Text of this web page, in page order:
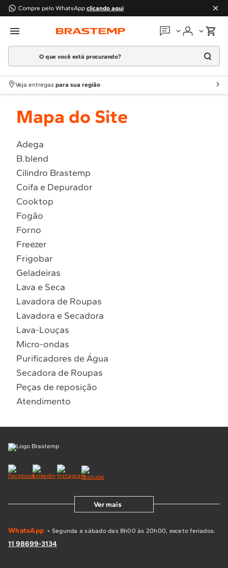
Compre pelo WhatsApp clicando aqui
Em que podemos
Atendimento Brastemp
Localizar assistência técnica
O que você está procurando?
Termos mais buscados
1º Geladeira
2
Fogao
4 º Lava Louça
5 º Cooktop
6º Microondas Brastemp
7º Forno
8º Embutir
9º Combos
Veja entregas para sua região
Mapa do Site
Adega
B.blend
Cilindro Brastemp
Coifa e Depurador
Cooktop
Fogão
Forno
Freezer
Frigobar
Geladeiras
Lava e Seca
Lavadora de Roupas
Lavadora e Secadora
Lava-Louças
Micro-ondas
Purificadores de Água
Secadora de Roupas
Peças de reposição
Atendimento
Ver mais
WhatsApp • Segunda a sábado das 8h00 às 20h00, exceto feriados.
11 98699-3134